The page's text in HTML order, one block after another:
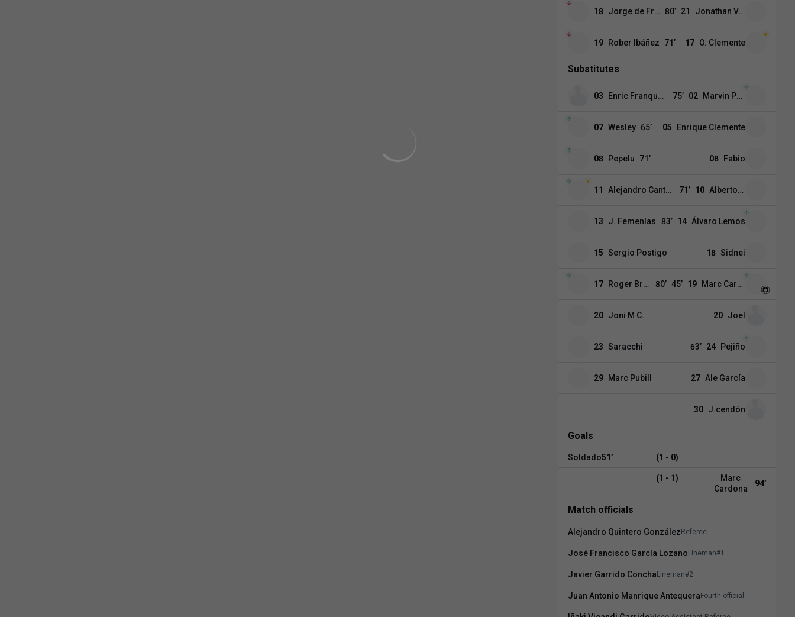
18 Jorge de Frutos 80’ 21 Jonathan Viera
19 Rober Ibáñez 71’ 17 O. Clemente
Substitutes
03 Enric Franquesa 02 Marvin Park
75’
07 Wesley 65’ 05 Enrique Clemente
08 Pepelu 71’ 08 Fabio
11 Alejandro Cantero Sánchez 71’ 10 Alberto Moleiro
13 J. Femenías 14 Álvaro Lemos
83’
15 Sergio Postigo 18 Sidnei
17 Roger Brugué 80’ 19 Marc Cardona
45’
20 Joni M C. 20 Joel
23 Saracchi 24 Pejiño
63’
29 Marc Pubill 27 Ale García
30 J.cendón
Goals
Soldado51’ (1 - 0)
(1 - 1)
Marc
Cardona
94’
Match officials
Alejandro Quintero González Referee
José Francisco García Lozano Lineman#1
Javier Garrido Concha Lineman#2
Juan Antonio Manrique Antequera Fourth official